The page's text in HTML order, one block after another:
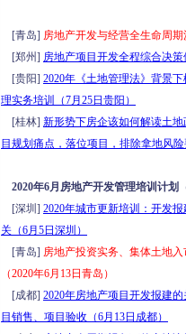
[青岛] 房地产开发与经营全生命周
[郑州] 房地产项目开发全程综合决
[贵阳] 2020年《土地管理法》背景
理实务培训（7月25日贵阳）
[桂林] 新形势下房企该如何解读土
目规划痛点，落位项目，排除拿地风
2020年6月房地产开发管理培训计划
[深圳] 2020年城市更新培训：开发
关（6月5日深圳）
[青岛] 房地产投资实务、集体土地
（2020年6月13日青岛）
[成都] 2020年房地产项目开发报建
目销售、项目验收（6月13日成都）